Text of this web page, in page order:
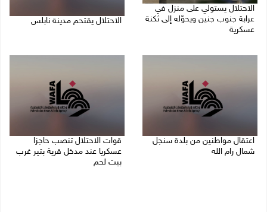
الاحتلال يستولي على منزل في
عرابة جنوب جنين ويحوّله إلى ثكنة
عسكرية
الاحتلال يقتحم مدينة نابلس
اعتقال مواطنين من بلدة سنجل
شمال رام الله
قوات الاحتلال تنصب حاجزا
عسكريا عند مدخل قرية بتير غرب
بيت لحم